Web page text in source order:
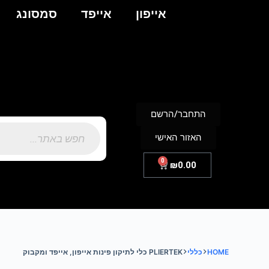
אייפון אייפד סמסונג
₪0.00
0
התחבר/הרשם
האזור האישי
HOME כללי PLIERTEK כלי לתיקון פינות אייפון, אייפד ומקבוק